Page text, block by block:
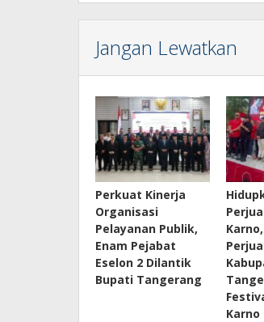
Jangan Lewatkan
Perkuat Kinerja
Organisasi
Pelayanan Publik,
Enam Pejabat
Eselon 2 Dilantik
Bupati Tangerang
Karno,
Karno